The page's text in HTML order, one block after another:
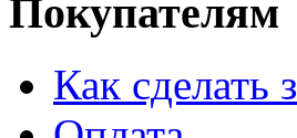
Покупателям
Как сделать